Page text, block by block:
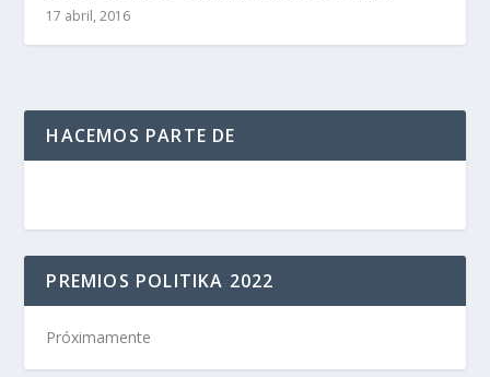
17 abril, 2016
HACEMOS PARTE DE
PREMIOS POLITIKA 2022
Próximamente